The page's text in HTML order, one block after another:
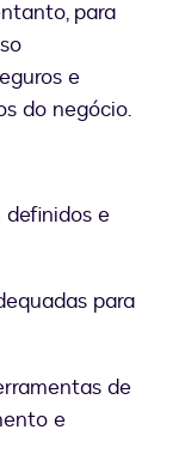
para
e
do negócio.
e
para
de
e